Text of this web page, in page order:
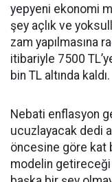
yepyeni ekonomi
şey açlık ve
zam yapılmasına
itibariyle 7500
bin TL altında kaldı.
Nebati enflasyon
ucuzlayacak dedi
öncesine göre kat
modelin